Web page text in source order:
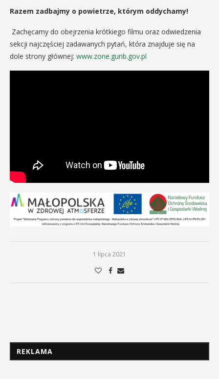
Razem zadbajmy o powietrze, którym oddychamy!
Zachęcamy do obejrzenia krótkiego filmu oraz odwiedzenia
sekcji najczęściej zadawanych pytań, która znajduje się na
dole strony głównej: www.zone.gunb.gov.pl
1 lipca 2021
REKLAMA